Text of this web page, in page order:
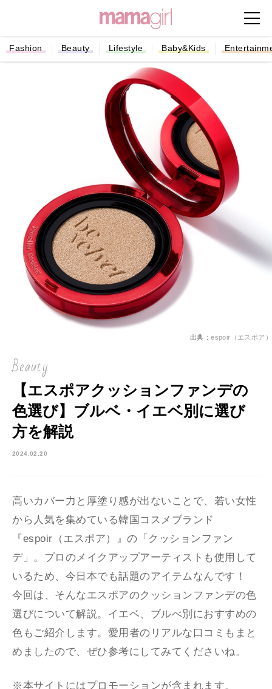
Fashion Beauty Lifestyle Baby&Kids
出典：espoir（エスポア）
Beauty
【エスポアクッションファンデの
色選び】ブルベ・イエベ別に選び
方を解説
2024.02.20
高いカバー力と厚塗り感が出ないことで、若い女性
から人気を集めている韓国コスメブランド
『espoir（エスポア）』の「クッションファン
デ」。プロのメイクアップアーティストも使用して
いるため、今日本でも話題のアイテムなんです！
今回は、そんなエスポアのクッションファンデの色
選びについて解説。イエベ、ブルべ別におすすめの
色もご紹介します。愛用者のリアルな口コミもまと
めましたので、ぜひ参考にしてみてくださいね。
※本サイトにはプロモーションが含まれます。